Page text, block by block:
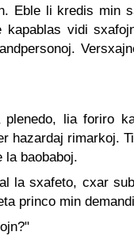
Eble li kredis min
vidi
lia foriro
hazardaj rimarkoj.
la baobaboj.
la sxafeto, cxar
princo min